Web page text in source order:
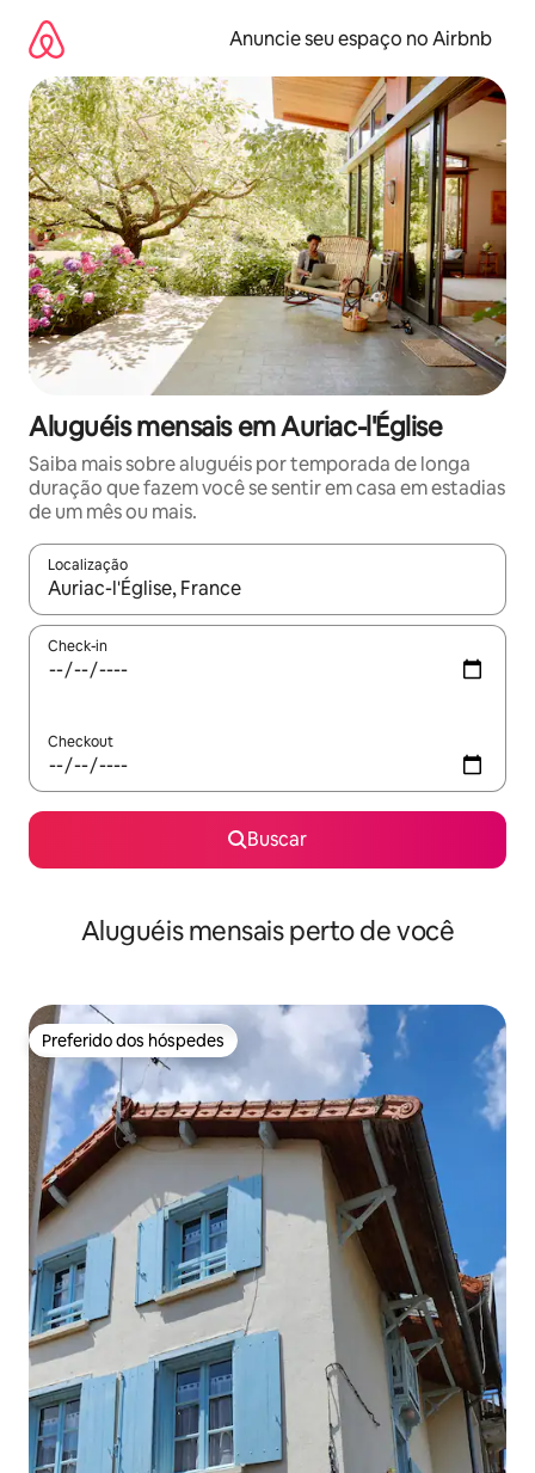
para
conteúdo
Anuncie seu espaço no Airbnb
Aluguéis mensais em Auriac-l'Église
Saiba mais sobre aluguéis por temporada de longa
duração que fazem você se sentir em casa em estadias
de um mês ou mais.
Localização
Quando os resultados estiverem disponíveis, explore-os
Check-in
Checkout
Buscar
Aluguéis mensais perto de você
Preferido dos hóspedes
Preferido dos hóspedes